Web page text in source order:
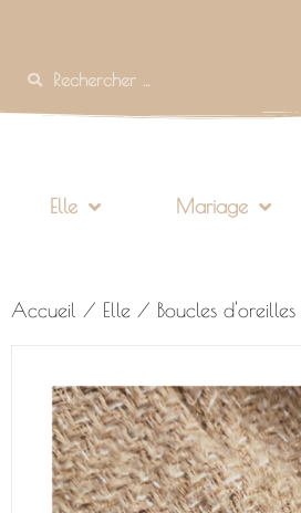
Elle Mariage
Accueil / Elle / Boucles d'oreilles